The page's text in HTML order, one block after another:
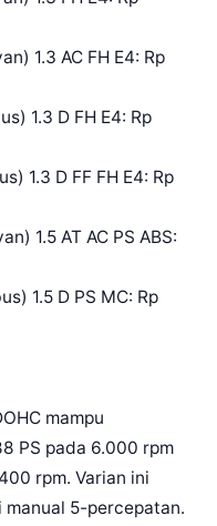
1.3 AC FH E4: Rp
1.3 D FH E4: Rp
1.3 D FF FH E4: Rp
1.5 AT AC PS ABS:
1.5 D PS MC: Rp
mampu
PS pada 6.000 rpm
rpm. Varian ini
5-percepatan.